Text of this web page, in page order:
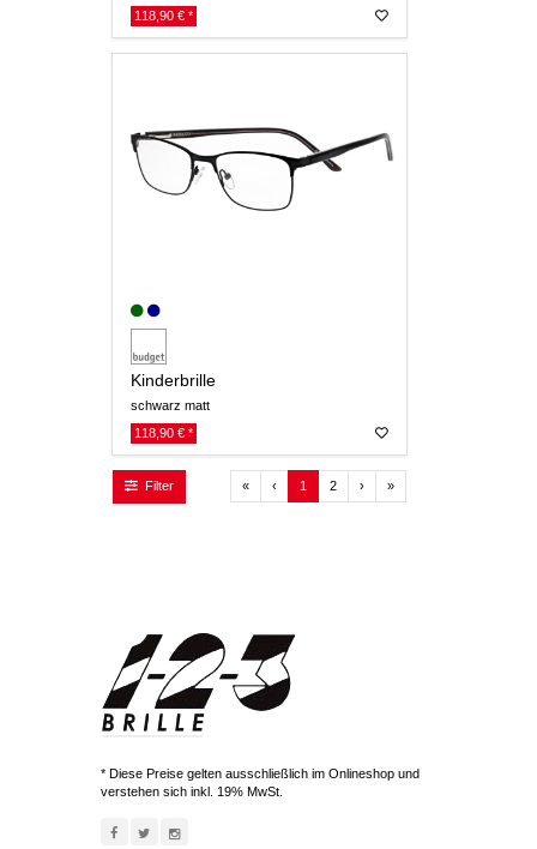
118,90 € *
Kinderbrille
schwarz matt
118,90 € *
Filter «Erste Seite
‹Zurück
1 2 ›Weiter
»Letzte Seite
* Diese Preise gelten ausschließlich im Onlineshop und
verstehen sich inkl. 19% MwSt.